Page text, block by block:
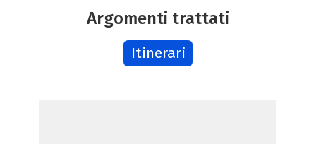
Argomenti trattati
Itinerari